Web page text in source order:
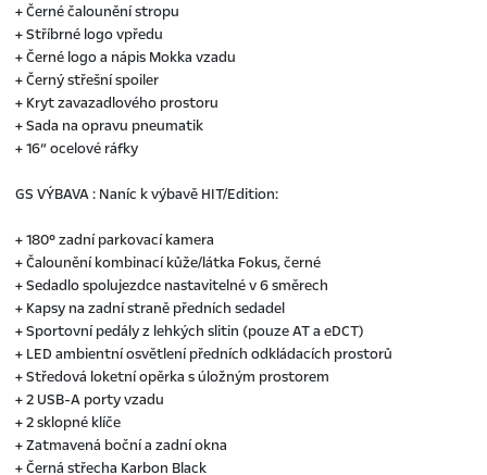
+ Černé čalounění stropu
+ Stříbrné logo vpředu
+ Černé logo a nápis Mokka vzadu
+ Černý střešní spoiler
+ Kryt zavazadlového prostoru
+ Sada na opravu pneumatik
+ 16“ ocelové ráfky
GS VÝBAVA : Naníc k výbavě HIT/Edition:
+ 180° zadní parkovací kamera
+ Čalounění kombinací kůže/látka Fokus, černé
+ Sedadlo spolujezdce nastavitelné v 6 směrech
+ Kapsy na zadní straně předních sedadel
+ Sportovní pedály z lehkých slitin (pouze AT a eDCT)
+ LED ambientní osvětlení předních odkládacích prostorů
+ Středová loketní opěrka s úložným prostorem
+ 2 USB-A porty vzadu
+ 2 sklopné klíče
+ Zatmavená boční a zadní okna
+ Černá střecha Karbon Black